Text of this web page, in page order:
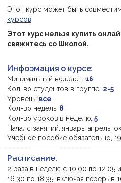
Этот курс может быть
курсов
Этот курс нельзя купить
свяжитесь со Школой.
Информация о курсе:
Минимальный возраст: 16
Кол-во студентов в группе: 2-5
Уровень: все
Кол-во недель: 8
Кол-во уроков в неделю: 5
Начало занятий: январь, апрель,
Учебное пособие обязательно,
Расписание:
2 раза в неделю с 10.00 по 12.05
16.30 по 18.35, включая перерыв